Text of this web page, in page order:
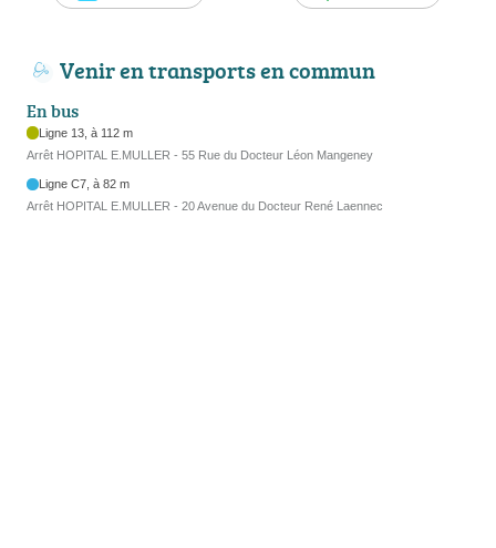
Venir en transports en commun
En bus
Ligne 13, à 112 m
Arrêt HOPITAL E.MULLER - 55 Rue du Docteur Léon Mangeney
Ligne C7, à 82 m
Arrêt HOPITAL E.MULLER - 20 Avenue du Docteur René Laennec